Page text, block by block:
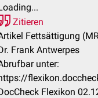
Zitieren
Fettsättigung
Frank Antwerpes
unter:
Flexikon